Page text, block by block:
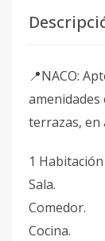
📍NACO:
amenidades
terrazas, en
1
Sala.
Comedor.
Cocina.